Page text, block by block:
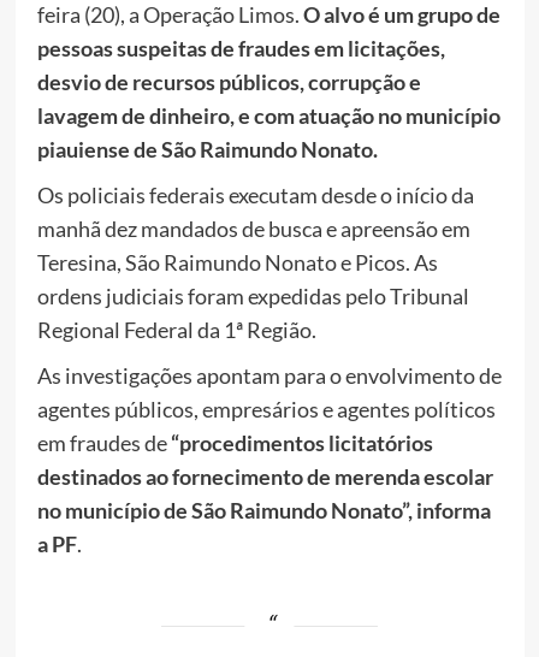
feira (20), a Operação Limos.O alvo é um grupo de
pessoas suspeitas de fraudes em licitações,
desvio de recursos públicos, corrupção e
lavagem de dinheiro, e com atuação no município
piauiense de São Raimundo Nonato.
Os policiais federais executam desde o início da
manhã dez mandados de busca e apreensão em
Teresina, São Raimundo Nonato e Picos. As
ordens judiciais foram expedidas pelo Tribunal
Regional Federal da 1ª Região.
As investigações apontam para o envolvimento de
agentes públicos, empresários e agentes políticos
em fraudes de“procedimentos licitatórios
destinados ao fornecimento de merenda escolar
no município de São Raimundo Nonato”, informa
a PF.